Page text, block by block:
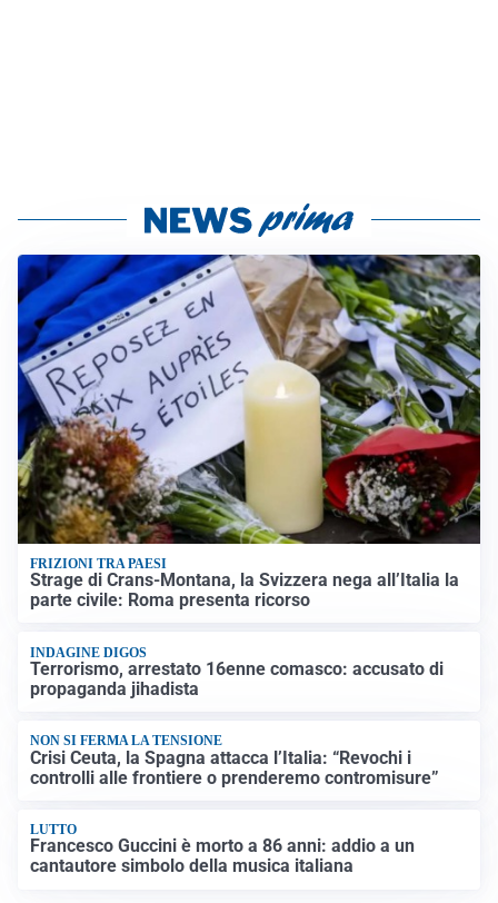
FRIZIONI TRA PAESI
Strage di Crans-Montana, la Svizzera nega all’Italia la
parte civile: Roma presenta ricorso
INDAGINE DIGOS
Terrorismo, arrestato 16enne comasco: accusato di
propaganda jihadista
NON SI FERMA LA TENSIONE
Crisi Ceuta, la Spagna attacca l’Italia: “Revochi i
controlli alle frontiere o prenderemo contromisure”
LUTTO
Francesco Guccini è morto a 86 anni: addio a un
cantautore simbolo della musica italiana